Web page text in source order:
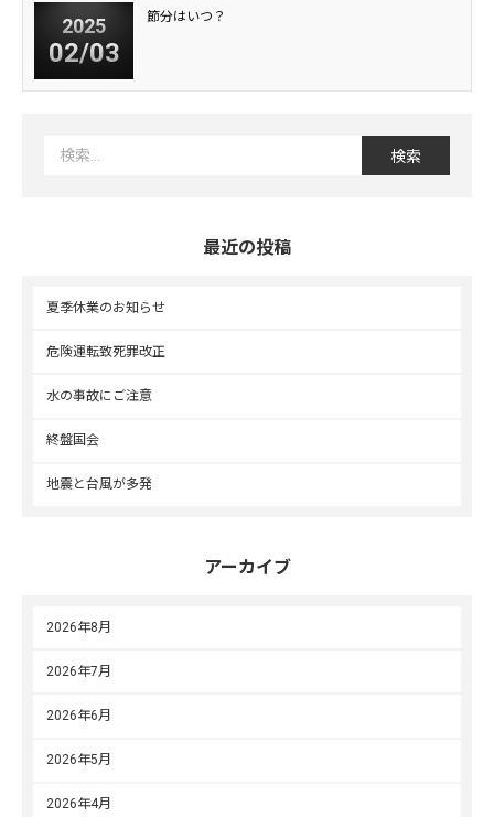
2025
02/03
節分はいつ？
最近の投稿
夏季休業のお知らせ
危険運転致死罪改正
水の事故にご注意
終盤国会
地震と台風が多発
アーカイブ
2026年8月
2026年7月
2026年6月
2026年5月
2026年4月